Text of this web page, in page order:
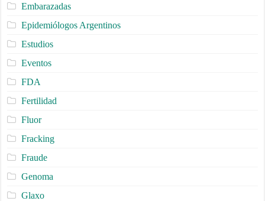
Embarazadas
Epidemiólogos Argentinos
Estudios
Eventos
FDA
Fertilidad
Fluor
Fracking
Fraude
Genoma
Glaxo